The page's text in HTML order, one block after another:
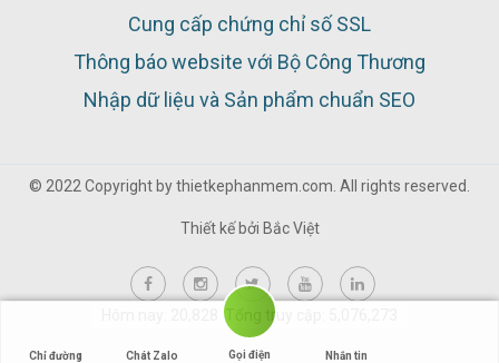
Cung cấp chứng chỉ số SSL
Thông báo website với Bộ Công Thương
Nhập dữ liệu và Sản phẩm chuẩn SEO
© 2022 Copyright by thietkephanmem.com. All rights reserved.
Thiết kế bởi Bắc Việt
Hôm nay: 20,828 Tổng truy cập: 5,076,273
Chỉ đường Chát Zalo Gọi điện Nhắn tin